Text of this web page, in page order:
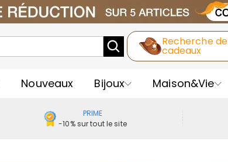
Recherche de
cadeaux
Nouveaux Bijoux Maison&Vie
PRIME
-10% sur tout le site